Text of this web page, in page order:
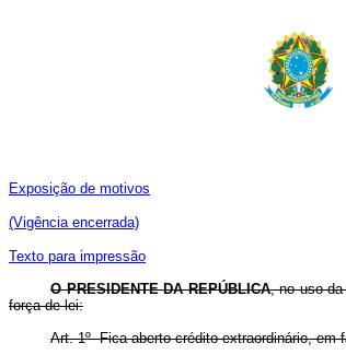
Exposição de motivos
(Vigência encerrada)
Texto para impressão
O PRESIDENTE DA REPÚBLICA, no uso
força de lei:
Art. 1º Fica aberto crédito extraordinário, em